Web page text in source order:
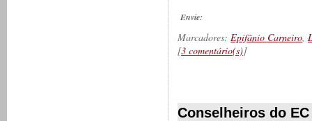
Envie:
Marcadores: Epifânio Carneiro,
[3 comentário(s)]
Conselheiros do